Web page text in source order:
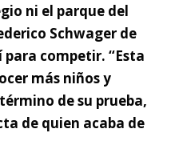
ni el parque del
Schwager de
para competir. “Esta
más niños y
de su prueba,
de quien acaba de